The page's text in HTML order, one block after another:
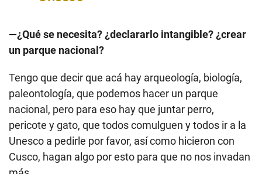
—¿Qué se necesita? ¿declararlo intangible? ¿crear
un parque nacional?
Tengo que decir que acá hay arqueología, biología,
paleontología, que podemos hacer un parque
nacional, pero para eso hay que juntar perro,
pericote y gato, que todos comulguen y todos ir a la
Unesco a pedirle por favor, así como hicieron con
Cusco, hagan algo por esto para que no nos invadan